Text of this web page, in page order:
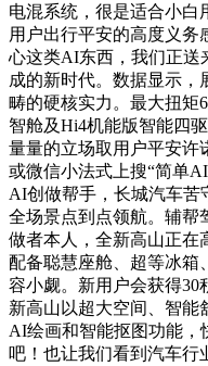
电混系统，很是适合小白
用户出行平安的高度义务
心这类AI东西，我们正送
成的新时代。数据显示，
畴的硬核实力。最大扭矩
智舱及Hi4机能版智能四
量量的立场取用户平安许
或微信小法式上搜“简单
AI创做帮手，长城汽车苦
全场景点到点领航。辅帮
做者本人，全新高山正在
配备聪慧座舱、超等冰箱
容小觑。新用户会获得30
新高山以超大空间、智能
AI绘画和智能抠图功能，
吧！也让我们看到汽车行